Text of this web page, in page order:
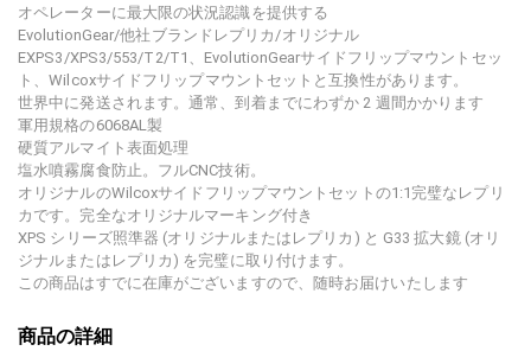
オペレーターに最大限の状況認識を提供する
EvolutionGear/他社ブランドレプリカ/オリジナル
EXPS3/XPS3/553/T2/T1、EvolutionGearサイドフリップマウントセッ
ト、Wilcoxサイドフリップマウントセットと互換性があります。
世界中に発送されます。通常、到着までにわずか 2 週間かかります
軍用規格の6068AL製
硬質アルマイト表面処理
塩水噴霧腐食防止。フルCNC技術。
オリジナルのWilcoxサイドフリップマウントセットの1:1完璧なレプリ
カです。完全なオリジナルマーキング付き
XPS シリーズ照準器 (オリジナルまたはレプリカ) と G33 拡大鏡 (オリ
ジナルまたはレプリカ) を完璧に取り付けます。
この商品はすでに在庫がございますので、随時お届けいたします
商品の詳細